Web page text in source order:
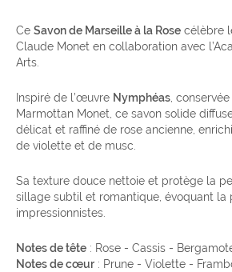
Ce Savon de Marseille à la Rose célèbre
Claude Monet en collaboration avec
Arts.
Inspiré de l’œuvre Nymphéas ,
Marmottan Monet, ce savon solide
délicat et raffiné de rose ancienne,
de violette et de musc.
Sa texture douce nettoie et protège la
sillage subtil et romantique, évoquant la
impressionnistes.
Notes de tête : Rose - Cassis -
Notes de cœur : Prune - Violette -